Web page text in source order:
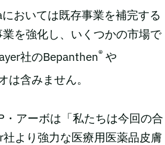
おいては既存事業を補完する
を強化し、いくつかの市場で
社のBepanthen® や
は含みません。
アーボは「私たちは今回の合
より強力な医療用医薬品皮膚